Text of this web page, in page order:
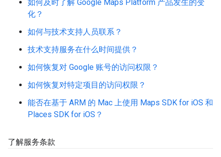
如何及时了解 Google Maps Platform 产品发生的变
化？
如何与技术支持人员联系？
技术支持服务在什么时间提供？
如何恢复对 Google 账号的访问权限？
如何恢复对特定项目的访问权限？
能否在基于 ARM 的 Mac 上使用 Maps SDK for iOS 和
Places SDK for iOS？
了解服务条款